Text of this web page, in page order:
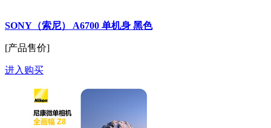
SONY（索尼） A6700 单机身 黑色
[产品售价]
进入购买